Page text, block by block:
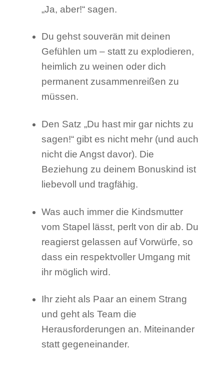
„Ja, aber!“ sagen.
Du gehst souverän mit deinen
Gefühlen um – statt zu explodieren,
heimlich zu weinen oder dich
permanent zusammenreißen zu
müssen.
Den Satz „Du hast mir gar nichts zu
sagen!“ gibt es nicht mehr (und auch
nicht die Angst davor). Die
Beziehung zu deinem Bonuskind ist
liebevoll und tragfähig.
Was auch immer die Kindsmutter
vom Stapel lässt, perlt von dir ab. Du
reagierst gelassen auf Vorwürfe, so
dass ein respektvoller Umgang mit
ihr möglich wird.
Ihr zieht als Paar an einem Strang
und geht als Team die
Herausforderungen an. Miteinander
statt gegeneinander.